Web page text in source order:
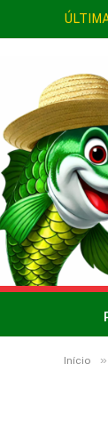
Início »